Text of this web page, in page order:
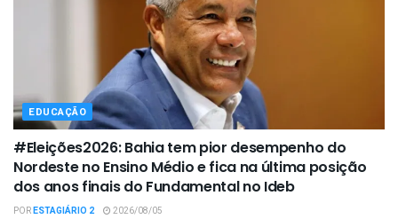
EDUCAÇÃO
#Eleições2026: Bahia tem pior desempenho do
Nordeste no Ensino Médio e fica na última posição
dos anos finais do Fundamental no Ideb
PORESTAGIÁRIO 2 2026/08/05